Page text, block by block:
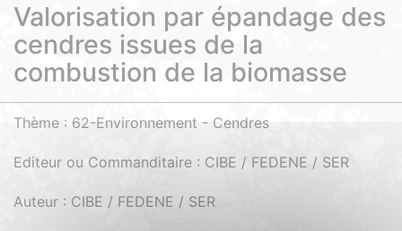
Valorisation par épandage des
cendres issues de la
combustion de la biomasse
Thème : 62-Environnement - Cendres
Editeur ou Commanditaire : CIBE / FEDENE / SER
Auteur : CIBE / FEDENE / SER